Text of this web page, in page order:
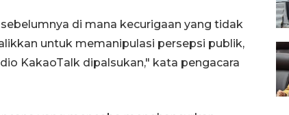
di mana kecurigaan yang tidak
untuk memanipulasi persepsi publik,
KakaoTalk dipalsukan," kata pengacara